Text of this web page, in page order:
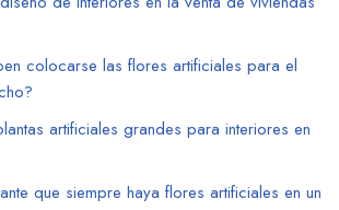
colocarse las flores artificiales para el
artificiales grandes para interiores en
que siempre haya flores artificiales en un